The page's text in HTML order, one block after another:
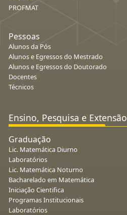
PROFMAT
Pessoas
Alunos da Pós
Alunos e Egressos do Mestrado
Alunos e Egressos do Doutorado
Docentes
Técnicos
Ensino, Pesquisa e Extensão
Graduação
Lic. Matemática Diurno
Laboratórios
Lic. Matemática Noturno
Bacharelado em Matemática
Iniciação Cientifica
Programas Institucionais
Laboratórios